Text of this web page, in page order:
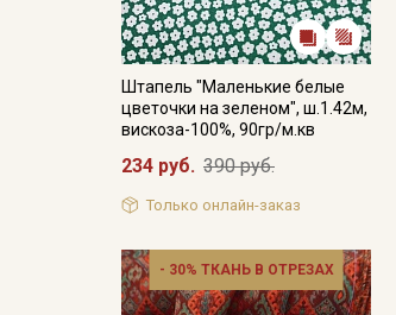
Штапель "Маленькие белые
цветочки на зеленом", ш.1.42м,
вискоза-100%, 90гр/м.кв
234 руб. 390 руб.
Только онлайн-заказ
- 30% ТКАНЬ В ОТРЕЗАХ